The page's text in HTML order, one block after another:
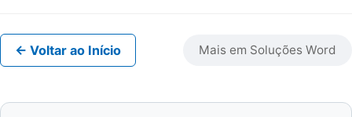
← Voltar ao Início Mais em Soluções Word